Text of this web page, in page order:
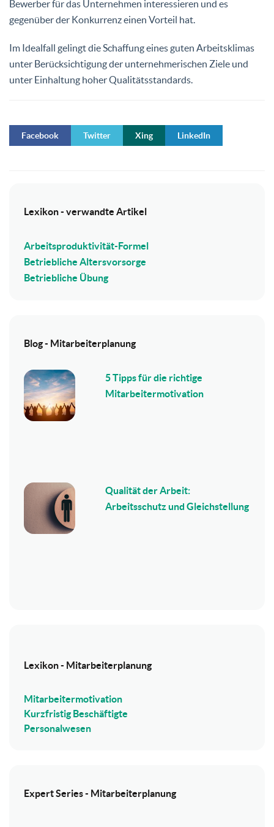
Bewerber für das Unternehmen interessieren und es
gegenüber der Konkurrenz einen Vorteil hat.
Im Idealfall gelingt die Schaffung eines guten Arbeitsklimas
unter Berücksichtigung der unternehmerischen Ziele und
unter Einhaltung hoher Qualitätsstandards.
Facebook Twitter Xing LinkedIn
Lexikon - verwandte Artikel
Arbeitsproduktivität-Formel
Betriebliche Altersvorsorge
Betriebliche Übung
Blog - Mitarbeiterplanung
5 Tipps für die richtige
Mitarbeitermotivation
Qualität der Arbeit:
Arbeitsschutz und Gleichstellung
Lexikon - Mitarbeiterplanung
Mitarbeitermotivation
Kurzfristig Beschäftigte
Personalwesen
Expert Series - Mitarbeiterplanung